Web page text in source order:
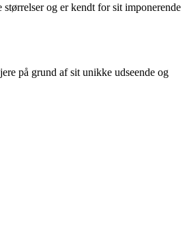
størrelser og er kendt for sit imponerende
på grund af sit unikke udseende og